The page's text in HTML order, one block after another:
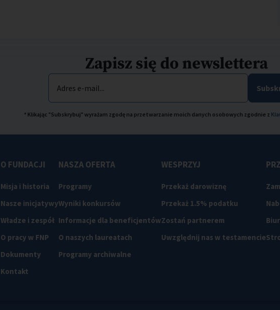
Zapisz się do newslettera
Adres e-mail...
* Klikając "Subskrybuj" wyrażam zgodę na przetwarzanie moich danych osobowych zgodnie z
O FUNDACJI
Misja i historia
Nasze inicjatywy
Władze i zespół
O pracy w FNP
Dokumenty
Kontakt
NASZA OFERTA
Programy
Wyniki konkursów
Informacje dla beneficjentów
O naszych laureatach
Programy archiwalne
WESPRZYJ
Przekaż darowiznę
Przekaż 1.5% podatku
Zostań partnerem
Uwzględnij nas w testamencie